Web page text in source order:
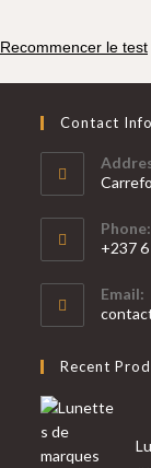
Recommencer le test
Contact Info
Phone:
+237
dans
votre
Email:
Recent